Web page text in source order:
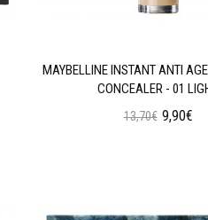
MAYBELLINE INSTANT ANTI
CONCEALER - 01
13,70€ 9,90€